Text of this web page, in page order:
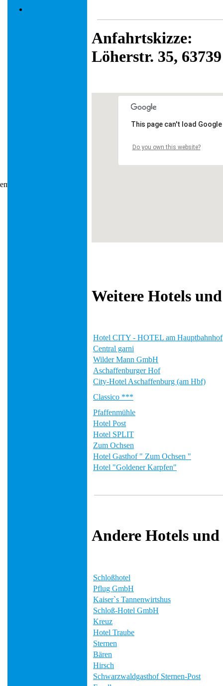
Anfahrtskizze:
Löherstr. 35,
This page can't load
Do you own this website?
Weitere Hotels
Hotel CITY - HOTEL am Hauptbahnhof
Central garni
Wilder Mann GmbH
Aschaffenburger Hof
City-Hotel Aschaffenburg (am Hbf)
Classico ***
Pfaffenmühle
Hotel Post
Hotel SPLIT
Zum Ochsen
Hotel Gasthof " Zum Ochsen "
Hotel "Goldener Karpfen"
Andere Hotels und
Schloßhotel
Pflug GmbH
Kaiser`s Tannenwirtshus
Schloß-Hotel GmbH
Kreuz
Hotel Traube
Sternen
Bären
Hirsch
Schwarzwaldgasthof Sternen-Post